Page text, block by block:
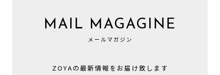
MAIL MAGAGINE
メールマガジン
ZOYAの最新情報をお届け致します